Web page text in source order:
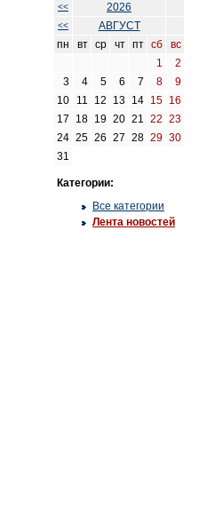
<< 2026
<<
АВГУСТ
пн
вт ср чт пт сб
вс
1
2
3
4 5 6 7 8
9
10
11 12 13 14 15 16
17
18 19 20 21 22 23
24 25 26 27 28 29 30
31
Категории:
Все категории
Лента новостей